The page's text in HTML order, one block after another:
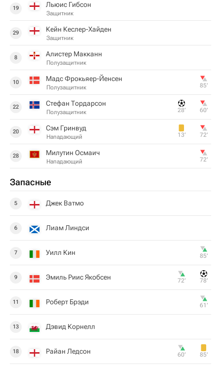
19 Льюис Гибсон
Защитник
29 Кейн Кеслер-Хайден
Защитник
8 Алистер Макканн
Полузащитник
10 Мадс Фрокьяер-Йенсен
Полузащитник 85‎’‎
22 Стефан Тордарсон
Полузащитник 28‎’‎ 60‎’‎
20 Сэм Гринвуд
Нападающий 13‎’‎ 72‎’‎
28 Милутин Осмаич
Нападающий 72‎’‎
Запасные
5 Джек Ватмо
6 Лиам Линдси
7 Уилл Кин 85‎’‎
9 Эмиль Риис Якобсен 72‎’‎ 78‎’‎
11 Роберт Брэди 61‎’‎
13 Дэвид Корнелл
18 Райан Ледсон 60‎’‎ 85‎’‎